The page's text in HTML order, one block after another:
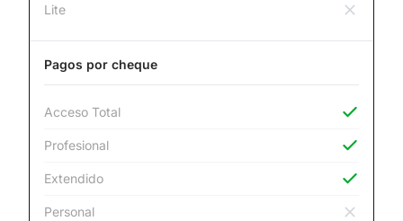
Lite
Pagos por cheque
Acceso Total
Profesional
Extendido
Personal